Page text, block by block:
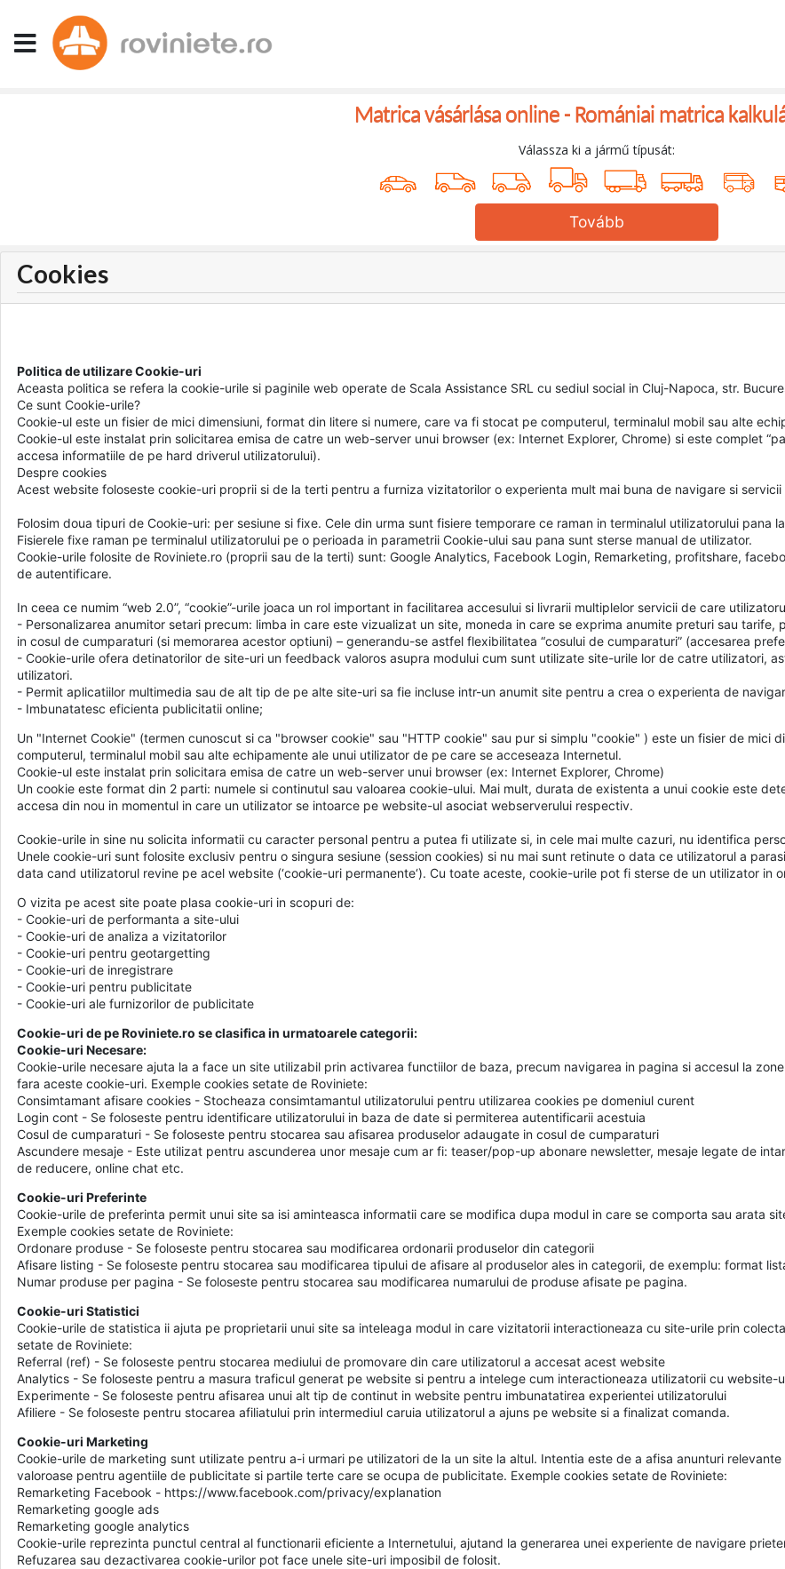
Matrica vásárlása online - Romániai matrica
Válassza ki a jármű típusát:
Tovább
Cookies
Politica de utilizare Cookie-uri
Aceasta politica se refera la cookie-urile si paginile web operate de Scala Assistance SRL cu sediul social in Cluj-Napoca, str.
Ce sunt Cookie-urile?
Cookie-ul este un fisier de mici dimensiuni, format din litere si numere, care va fi stocat pe computerul, terminalul mobil sau alte
Cookie-ul este instalat prin solicitarea emisa de catre un web-server unui browser (ex: Internet Explorer, Chrome) si este complet
accesa informatiile de pe hard driverul utilizatorului).
Despre cookies
Acest website foloseste cookie-uri proprii si de la terti pentru a furniza vizitatorilor o experienta mult mai buna de navigare si
Folosim doua tipuri de Cookie-uri: per sesiune si fixe. Cele din urma sunt fisiere temporare ce raman in terminalul utilizatorului pana
Fisierele fixe raman pe terminalul utilizatorului pe o perioada in parametrii Cookie-ului sau pana sunt sterse manual de utilizator.
Cookie-urile folosite de Roviniete.ro (proprii sau de la terti) sunt: Google Analytics, Facebook Login, Remarketing, profitshare,
de autentificare.
In ceea ce numim “web 2.0”, “cookie”-urile joaca un rol important in facilitarea accesului si livrarii multiplelor servicii de care
- Personalizarea anumitor setari precum: limba in care este vizualizat un site, moneda in care se exprima anumite preturi sau
in cosul de cumparaturi (si memorarea acestor optiuni) – generandu-se astfel flexibilitatea “cosului de cumparaturi” (accesarea
- Cookie-urile ofera detinatorilor de site-uri un feedback valoros asupra modului cum sunt utilizate site-urile lor de catre utilizatori,
utilizatori.
- Permit aplicatiilor multimedia sau de alt tip de pe alte site-uri sa fie incluse intr-un anumit site pentru a crea o experienta de
- Imbunatatesc eficienta publicitatii online;
Un "Internet Cookie" (termen cunoscut si ca "browser cookie" sau "HTTP cookie" sau pur si simplu "cookie" ) este un fisier de mici
computerul, terminalul mobil sau alte echipamente ale unui utilizator de pe care se acceseaza Internetul.
Cookie-ul este instalat prin solicitara emisa de catre un web-server unui browser (ex: Internet Explorer, Chrome)
Un cookie este format din 2 parti: numele si continutul sau valoarea cookie-ului. Mai mult, durata de existenta a unui cookie este
accesa din nou in momentul in care un utilizator se intoarce pe website-ul asociat webserverului respectiv.
Cookie-urile in sine nu solicita informatii cu caracter personal pentru a putea fi utilizate si, in cele mai multe cazuri, nu identifica
Unele cookie-uri sunt folosite exclusiv pentru o singura sesiune (session cookies) si nu mai sunt retinute o data ce utilizatorul a
data cand utilizatorul revine pe acel website (‘cookie-uri permanente‘). Cu toate aceste, cookie-urile pot fi sterse de un utilizator in
O vizita pe acest site poate plasa cookie-uri in scopuri de:
- Cookie-uri de performanta a site-ului
- Cookie-uri de analiza a vizitatorilor
- Cookie-uri pentru geotargetting
- Cookie-uri de inregistrare
- Cookie-uri pentru publicitate
- Cookie-uri ale furnizorilor de publicitate
Cookie-uri de pe Roviniete.ro se clasifica in urmatoarele categorii:
Cookie-uri Necesare:
Cookie-urile necesare ajuta la a face un site utilizabil prin activarea functiilor de baza, precum navigarea in pagina si accesul la
fara aceste cookie-uri. Exemple cookies setate de Roviniete:
Consimtamant afisare cookies - Stocheaza consimtamantul utilizatorului pentru utilizarea cookies pe domeniul curent
Login cont - Se foloseste pentru identificare utilizatorului in baza de date si permiterea autentificarii acestuia
Cosul de cumparaturi - Se foloseste pentru stocarea sau afisarea produselor adaugate in cosul de cumparaturi
Ascundere mesaje - Este utilizat pentru ascunderea unor mesaje cum ar fi: teaser/pop-up abonare newsletter, mesaje legate de
de reducere, online chat etc.
Cookie-uri Preferinte
Cookie-urile de preferinta permit unui site sa isi aminteasca informatii care se modifica dupa modul in care se comporta sau arata
Exemple cookies setate de Roviniete:
Ordonare produse - Se foloseste pentru stocarea sau modificarea ordonarii produselor din categorii
Afisare listing - Se foloseste pentru stocarea sau modificarea tipului de afisare al produselor ales in categorii, de exemplu: format
Numar produse per pagina - Se foloseste pentru stocarea sau modificarea numarului de produse afisate pe pagina.
Cookie-uri Statistici
Cookie-urile de statistica ii ajuta pe proprietarii unui site sa inteleaga modul in care vizitatorii interactioneaza cu site-urile prin
setate de Roviniete:
Referral (ref) - Se foloseste pentru stocarea mediului de promovare din care utilizatorul a accesat acest website
Analytics - Se foloseste pentru a masura traficul generat pe website si pentru a intelege cum interactioneaza utilizatorii cu website-
Experimente - Se foloseste pentru afisarea unui alt tip de continut in website pentru imbunatatirea experientei utilizatorului
Afiliere - Se foloseste pentru stocarea afiliatului prin intermediul caruia utilizatorul a ajuns pe website si a finalizat comanda.
Cookie-uri Marketing
Cookie-urile de marketing sunt utilizate pentru a-i urmari pe utilizatori de la un site la altul. Intentia este de a afisa anunturi
valoroase pentru agentiile de publicitate si partile terte care se ocupa de publicitate. Exemple cookies setate de Roviniete:
Remarketing Facebook - https://www.facebook.com/privacy/explanation
Remarketing google ads
Remarketing google analytics
Cookie-urile reprezinta punctul central al functionarii eficiente a Internetului, ajutand la generarea unei experiente de navigare
Refuzarea sau dezactivarea cookie-urilor pot face unele site-uri imposibil de folosit.